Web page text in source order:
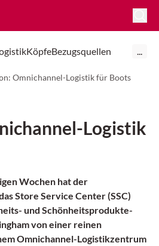
KöpfeBezugsquellen ...
Omnichannel-Logistik für Boots
Logistik
Wochen hat der
Store Service Center (SSC)
und Schönheitsprodukte-
von einer reinen
Omnichannel-Logistikzentrum